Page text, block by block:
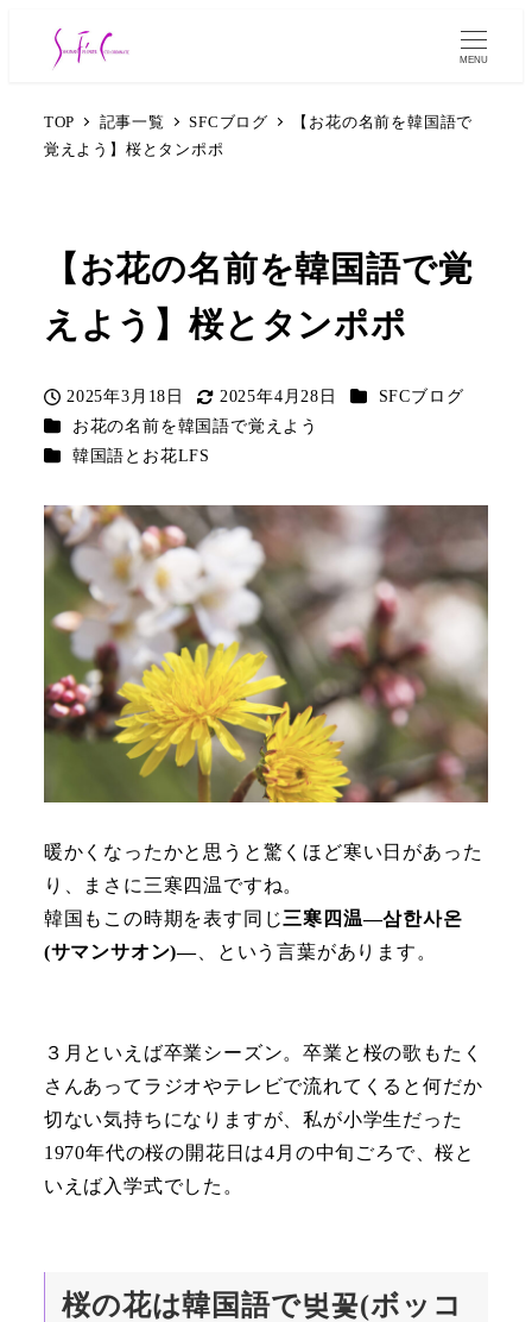
MENU
TOP 記事一覧 SFCブログ
【お花の名前を韓国語で
覚えよう】桜とタンポポ
【お花の名前を韓国語で覚
えよう】桜とタンポポ
投稿日
2025年3月18日
更新日
2025年4月28日 カテゴリー
SFCブログ
カテゴリー
お花の名前を韓国語で覚えよう
カテゴリー
韓国語とお花LFS
暖かくなったかと思うと驚くほど寒い日があった
り、まさに三寒四温ですね。
韓国もこの時期を表す同じ三寒四温―삼한사온
(サマンサオン)― 、という言葉があります。
３月といえば卒業シーズン。卒業と桜の歌もたく
さんあってラジオやテレビで流れてくると何だか
切ない気持ちになりますが、私が小学生だった
1970年代の桜の開花日は4月の中旬ごろで、桜と
いえば入学式でした。
桜の花は韓国語で벚꽃(ボッコ